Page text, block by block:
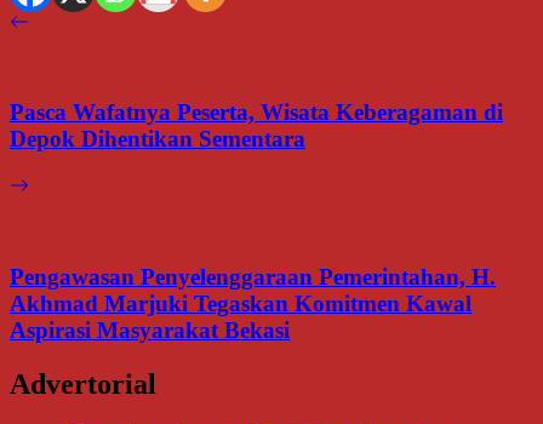
Pasca Wafatnya Peserta, Wisata Keberagaman di
Depok Dihentikan Sementara
Pengawasan Penyelenggaraan Pemerintahan, H.
Akhmad Marjuki Tegaskan Komitmen Kawal
Aspirasi Masyarakat Bekasi
Advertorial